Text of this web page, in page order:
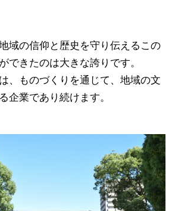
域の信仰と歴史を守り伝えるこの
できたのは大きな誇りです。
、ものづくりを通じて、地域の文
企業であり続けます。